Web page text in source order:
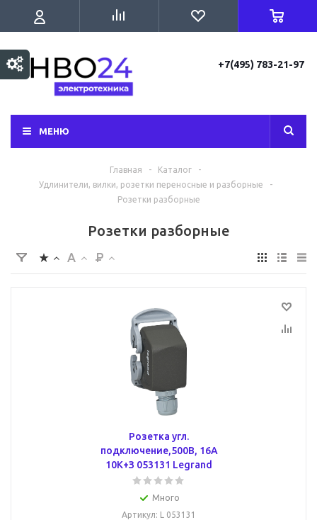
+7(495) 783-21-97
МЕНЮ
Главная - Каталог
-
Удлинители, вилки, розетки переносные и разборные
-
Розетки разборные
Розетки разборные
Розетка угл.
подключение,500В, 16А
10К+З 053131 Legrand
Много
Артикул: L 053131